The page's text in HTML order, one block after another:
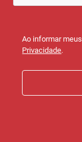
Ao informar
Privacidade.